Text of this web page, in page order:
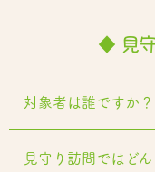
◆ 見
対象者は誰ですか？
見守り訪問ではど